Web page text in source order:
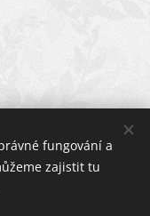
fungování a
zajistit tu